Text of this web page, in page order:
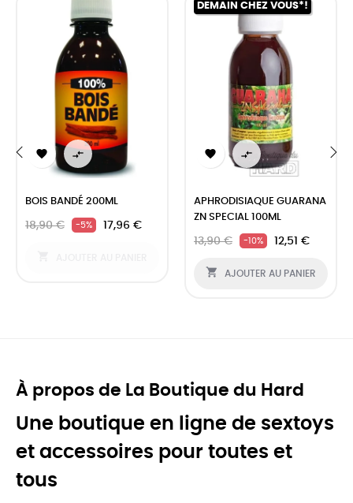
 
BOIS BANDÉ 200ML
18,90 € -5% 17,96 €
DEMAIN CHEZ VOUS*!
 
APHRODISIAQUE GUARANA
ZN SPECIAL 100ML
13,90 € -10% 12,51 €
 AJOUTER AU PANIER
À propos de La Boutique du Hard
Une boutique en ligne de sextoys
et accessoires pour toutes et
tous